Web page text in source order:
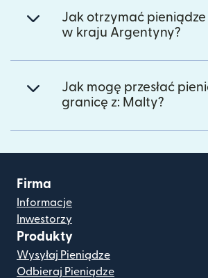
Jak otrzymać pieniądze
w kraju Argentyny?
Jak mogę przesłać
granicę z: Malty?
Firma
Informacje
Inwestorzy
Produkty
Wysyłaj Pieniądze
Odbieraj Pieniądze